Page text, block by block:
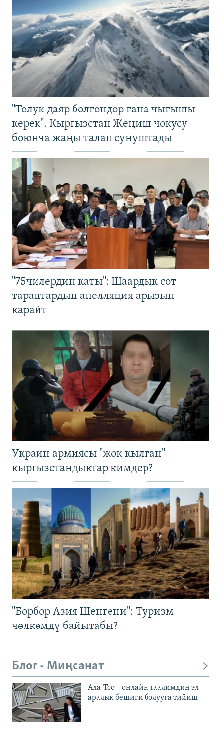
"Толук даяр болгондор гана чыгышы
керек". Кыргызстан Жеңиш чокусу
боюнча жаңы талап сунуштады
"75чилердин каты": Шаардык сот
тараптардын апелляция арызын
карайт
Украин армиясы "жок кылган"
кыргызстандыктар кимдер?
"Борбор Азия Шенгени": Туризм
чөлкөмдү байытабы?
Блог - Миңсанат
Ала-Тоо – онлайн таалимдин эл
аралык бешиги болууга тийиш